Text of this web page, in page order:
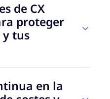
de las
de CX
proteger
tus
en la